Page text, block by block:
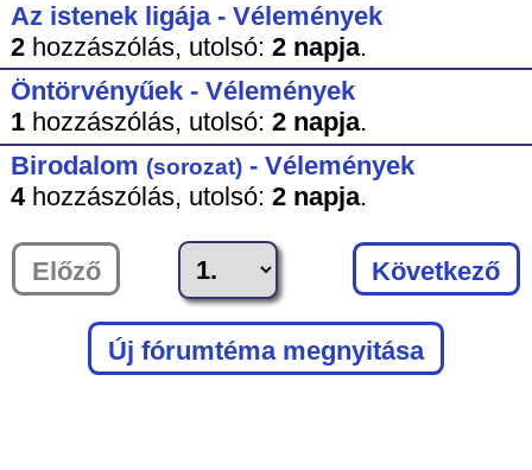
Az istenek ligája - Vélemények
2hozzászólás, utolsó: 2 napja.
Öntörvényűek - Vélemények
1hozzászólás, utolsó: 2 napja.
Birodalom (sorozat)- Vélemények
4hozzászólás, utolsó: 2 napja.
Előző Következő
Új fórumtéma megnyitása